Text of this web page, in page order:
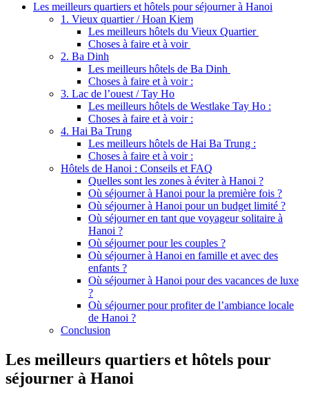
Les meilleurs quartiers et hôtels pour séjourner à Hanoi
1. Vieux quartier / Hoan Kiem
Les meilleurs hôtels du Vieux Quartier
Choses à faire et à voir
2. Ba Dinh
Les meilleurs hôtels de Ba Dinh
Choses à faire et à voir :
3. Lac de l’ouest / Tay Ho
Les meilleurs hôtels de Westlake Tay Ho :
Choses à faire et à voir :
4. Hai Ba Trung
Les meilleurs hôtels de Hai Ba Trung :
Choses à faire et à voir :
Hôtels de Hanoi : Conseils et FAQ
Quelles sont les zones à éviter à Hanoi ?
Où séjourner à Hanoi pour la première fois ?
Où séjourner à Hanoi pour un budget limité ?
Où séjourner en tant que voyageur solitaire à
Hanoi ?
Où séjourner pour les couples ?
Où séjourner à Hanoi en famille et avec des
enfants ?
Où séjourner à Hanoi pour des vacances de luxe
?
Où séjourner pour profiter de l’ambiance locale
de Hanoi ?
Conclusion
Les meilleurs quartiers et hôtels pour
séjourner à Hanoi